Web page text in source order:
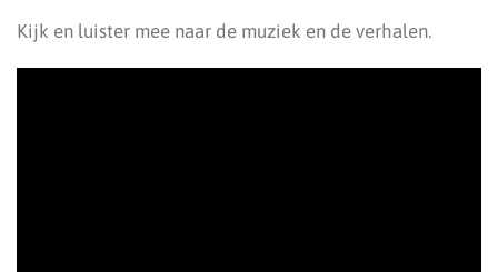
Kijk en luister mee naar de muziek en de verhalen.